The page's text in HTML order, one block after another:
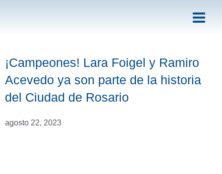
¡Campeones! Lara Foigel y Ramiro
Acevedo ya son parte de la historia
del Ciudad de Rosario
agosto 22, 2023